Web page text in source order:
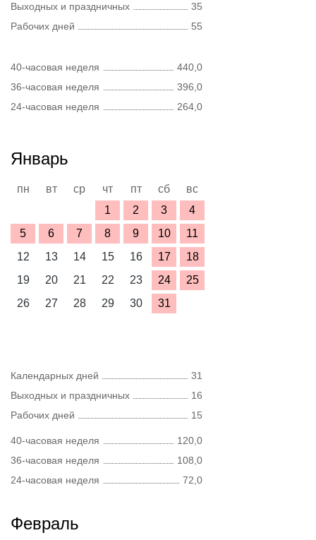
Выходных и праздничных
35
Рабочих дней
55
40-часовая неделя
440,0
36-часовая неделя
396,0
24-часовая неделя
264,0
Январь
пн вт ср чт пт сб
вс
1
2 3
4
5
6 7 8 9 10
11
12
13 14 15 16 17
18
19
20 21 22 23 24
25
26
27 28 29 30 31
Календарных дней
31
Выходных и праздничных
16
Рабочих дней
15
40-часовая неделя
120,0
36-часовая неделя
108,0
24-часовая неделя
72,0
Февраль